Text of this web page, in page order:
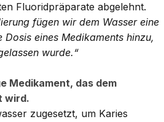
Fluoridpräparate abgelehnt.
fügen wir dem Wasser eine
eines Medikaments hinzu,
wurde.“
Medikament, das dem
wird.
zugesetzt, um Karies